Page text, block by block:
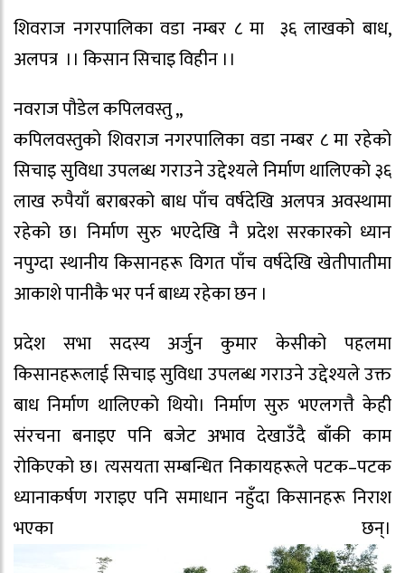
शिवराज नगरपालिका वडा नम्बर ८ मा ३६ लाखको बाध,
अलपत्र ।। किसान सिचाइ विहीन ।।
नवराज पौडेल कपिलवस्तु ,,
कपिलवस्तुको शिवराज नगरपालिका वडा नम्बर ८ मा रहेको
सिचाइ सुविधा उपलब्ध गराउने उद्देश्यले निर्माण थालिएको ३६
लाख रुपैयाँ बराबरको बाध पाँच वर्षदेखि अलपत्र अवस्थामा
रहेको छ। निर्माण सुरु भएदेखि नै प्रदेश सरकारको ध्यान
नपुग्दा स्थानीय किसानहरू विगत पाँच वर्षदेखि खेतीपातीमा
आकाशे पानीकै भर पर्न बाध्य रहेका छन ।
प्रदेश सभा सदस्य अर्जुन कुमार केसीको पहलमा
किसानहरूलाई सिचाइ सुविधा उपलब्ध गराउने उद्देश्यले उक्त
बाध निर्माण थालिएको थियो। निर्माण सुरु भएलगत्तै केही
संरचना बनाइए पनि बजेट अभाव देखाउँदै बाँकी काम
रोकिएको छ। त्यसयता सम्बन्धित निकायहरूले पटक–पटक
ध्यानाकर्षण गराइए पनि समाधान नहुँदा किसानहरू निराश
भएका छन्।